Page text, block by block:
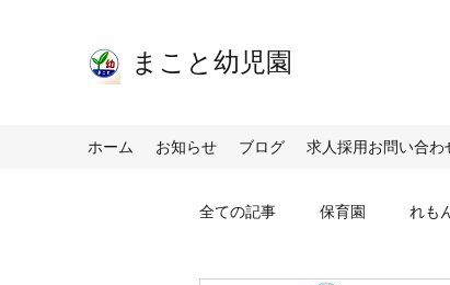
​まこと幼児園
ホーム お知らせ ブログ 求人採用お問い合わ
全ての記事 保育園 れも